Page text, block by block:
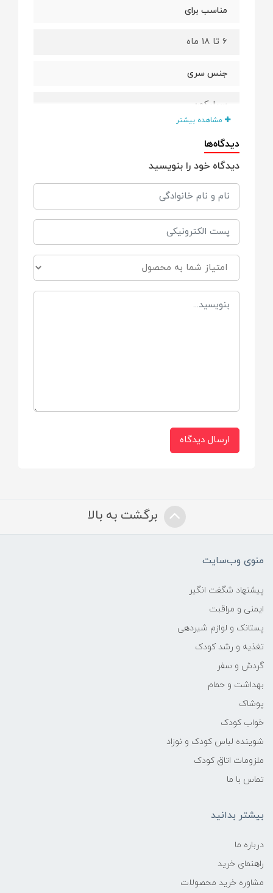
مناسب برای
6 تا 18 ماه
جنس سری
سیلیکون
تعداد در هر بسته
2 عدد
مدل
بادامی
ویژگی ها
درب دار
مشاهده بیشتر
دیدگاه‌ها
دیدگاه خود را بنویسید
ارسال دیدگاه
برگشت به بالا
منوی وب‌سایت
پیشنهاد شگفت انگیر
ایمنی و مراقبت
پستانک و لوازم شیردهی
تغذیه و رشد کودک
گردش و سفر
بهداشت و حمام
پوشاک
خواب کودک
شوینده لباس کودک و نوزاد
ملزومات اتاق کودک
تماس با ما
بیشتر بدانید
درباره ما
راهنمای خرید
مشاوره خرید محصولات